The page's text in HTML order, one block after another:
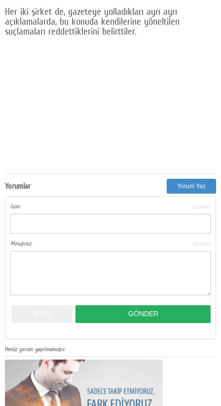
Her iki şirket de, gazeteye yolladıkları ayrı ayrı
açıklamalarda, bu konuda kendilerine yöneltilen
suçlamaları reddettiklerini belirttiler.
Yorumlar Yorum Yaz
İsim: (gerekli)
Mesajınız: (gerekli)
Henüz yorum yapılmamıştır.